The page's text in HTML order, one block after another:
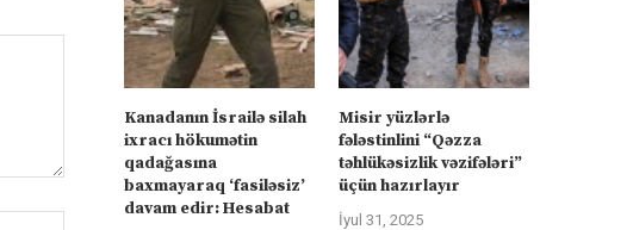
Kanadanın İsrailə silah
ixracı hökumətin
qadağasına
baxmayaraq ‘fasiləsiz’
davam edir: Hesabat
Misir yüzlərlə
fələstinlini “Qəzza
təhlükəsizlik vəzifələri”
üçün hazırlayır
İyul 31, 2025